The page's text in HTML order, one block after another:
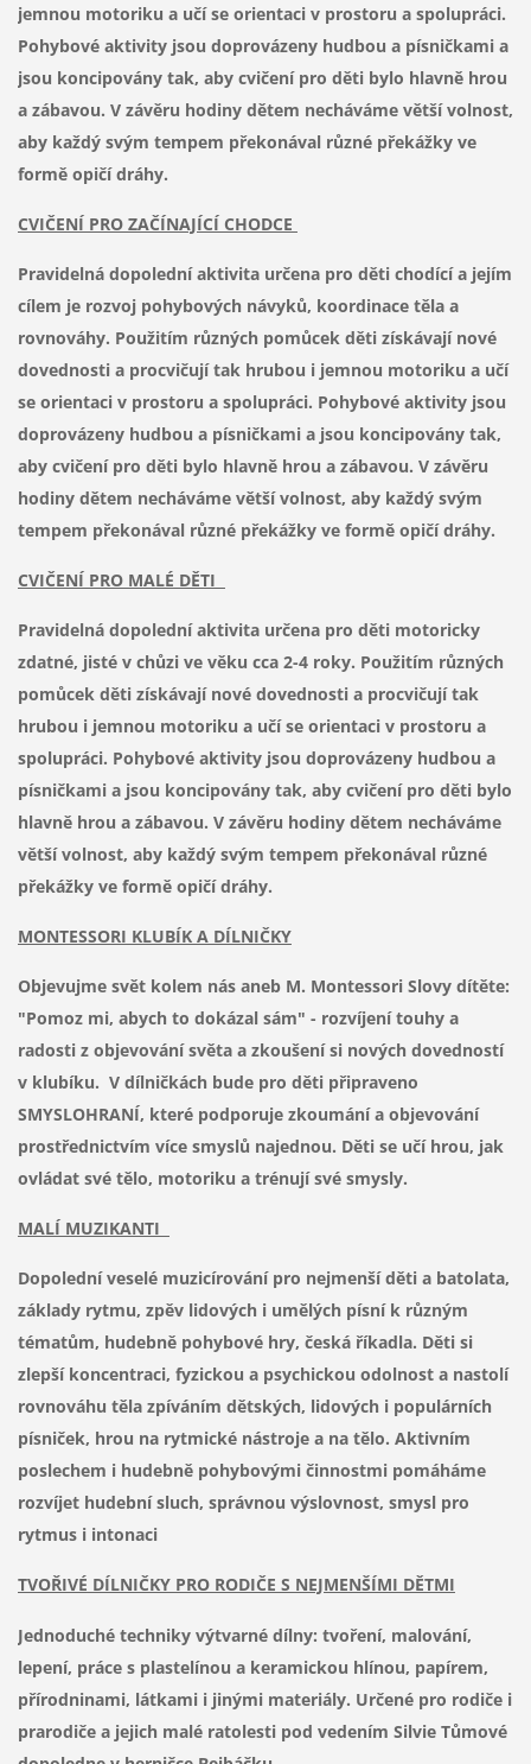
jemnou motoriku a učí se orientaci v prostoru a spolupráci.
Pohybové aktivity jsou doprovázeny hudbou a písničkami a
jsou koncipovány tak, aby cvičení pro děti bylo hlavně hrou
a zábavou. V závěru hodiny dětem necháváme větší volnost,
aby každý svým tempem překonával různé překážky ve
formě opičí dráhy.
CVIČENÍ PRO ZAČÍNAJÍCÍ CHODCE
Pravidelná dopolední aktivita určena pro děti chodící a jejím
cílem je rozvoj pohybových návyků, koordinace těla a
rovnováhy. Použitím různých pomůcek děti získávají nové
dovednosti a procvičují tak hrubou i jemnou motoriku a učí
se orientaci v prostoru a spolupráci. Pohybové aktivity jsou
doprovázeny hudbou a písničkami a jsou koncipovány tak,
aby cvičení pro děti bylo hlavně hrou a zábavou. V závěru
hodiny dětem necháváme větší volnost, aby každý svým
tempem překonával různé překážky ve formě opičí dráhy.
CVIČENÍ PRO MALÉ DĚTI
Pravidelná dopolední aktivita určena pro děti motoricky
zdatné, jisté v chůzi ve věku cca 2-4 roky. Použitím různých
pomůcek děti získávají nové dovednosti a procvičují tak
hrubou i jemnou motoriku a učí se orientaci v prostoru a
spolupráci. Pohybové aktivity jsou doprovázeny hudbou a
písničkami a jsou koncipovány tak, aby cvičení pro děti bylo
hlavně hrou a zábavou. V závěru hodiny dětem necháváme
větší volnost, aby každý svým tempem překonával různé
překážky ve formě opičí dráhy.
MONTESSORI KLUBÍK A DÍLNIČKY
Objevujme svět kolem nás aneb M. Montessori Slovy dítěte:
"Pomoz mi, abych to dokázal sám" - rozvíjení touhy a
radosti z objevování světa a zkoušení si nových dovedností
v klubíku. V dílničkách bude pro děti připraveno
SMYSLOHRANÍ, které podporuje zkoumání a objevování
prostřednictvím více smyslů najednou. Děti se učí hrou, jak
ovládat své tělo, motoriku a trénují své smysly.
MALÍ MUZIKANTI
Dopolední veselé muzicírování pro nejmenší děti a batolata,
základy rytmu, zpěv lidových i umělých písní k různým
tématům, hudebně pohybové hry, česká říkadla. Děti si
zlepší koncentraci, fyzickou a psychickou odolnost a nastolí
rovnováhu těla zpíváním dětských, lidových i populárních
písniček, hrou na rytmické nástroje a na tělo. Aktivním
poslechem i hudebně pohybovými činnostmi pomáháme
rozvíjet hudební sluch, správnou výslovnost, smysl pro
rytmus i intonaci
TVOŘIVÉ DÍLNIČKY PRO RODIČE S NEJMENŠÍMI DĚTMI
Jednoduché techniky výtvarné dílny: tvoření, malování,
lepení, práce s plastelínou a keramickou hlínou, papírem,
přírodninami, látkami i jinými materiály. Určené pro rodiče i
prarodiče a jejich malé ratolesti pod vedením Silvie Tůmové